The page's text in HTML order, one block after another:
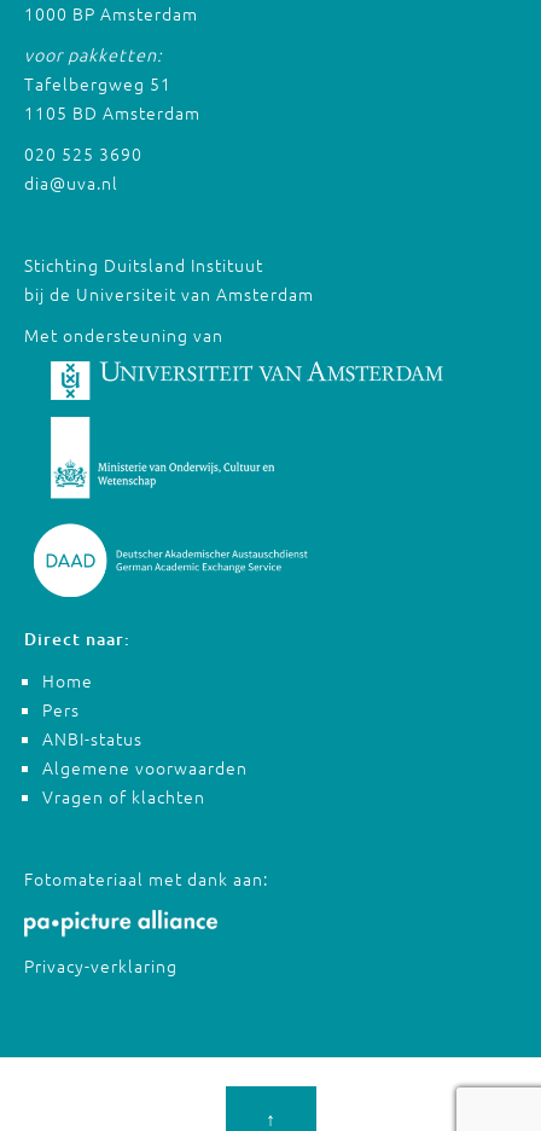
1000 BP Amsterdam
voor pakketten:
Tafelbergweg 51
1105 BD Amsterdam
020 525 3690
dia@uva.nl
Stichting Duitsland Instituut
bij de Universiteit van Amsterdam
Met ondersteuning van
Direct naar:
Home
Pers
ANBI-status
Algemene voorwaarden
Vragen of klachten
Fotomateriaal met dank aan:
Privacy-verklaring
↑